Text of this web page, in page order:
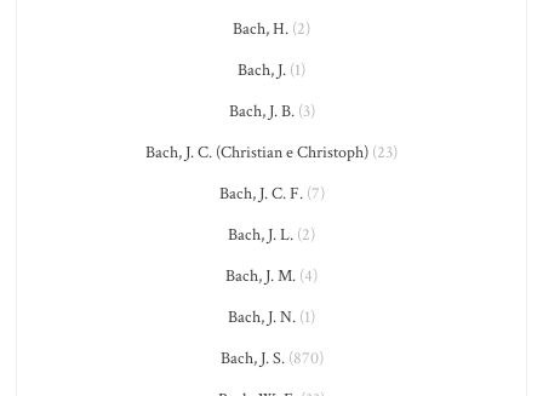
Bach, H. (2)
Bach, J. (1)
Bach, J. B.(3)
Bach, J. C. (Christian e Christoph) (23)
Bach, J. C. F.(7)
Bach, J. L. (2)
Bach, J. M. (4)
Bach, J. N. (1)
Bach, J. S.(870)